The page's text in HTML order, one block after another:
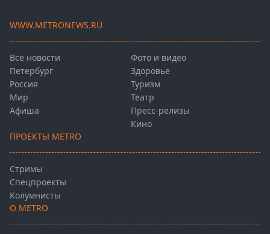
WWW.METRONEWS.RU
Все новости
Петербург
Россия
Мир
Афиша
Фото и видео
Здоровье
Туризм
Театр
Пресс-релизы
Кино
ПРОЕКТЫ METRO
Стримы
Спецпроекты
Колумнисты
О METRO